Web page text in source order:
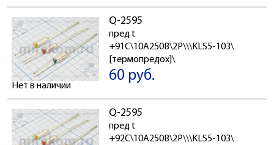
Q-2595
пред t
+91C\10А250В\2P\\\KLS5-103\
[термопредох]\
60 руб.
Нет в наличии
Q-2595
пред t
+92C\10А250В\2P\\\KLS5-103\